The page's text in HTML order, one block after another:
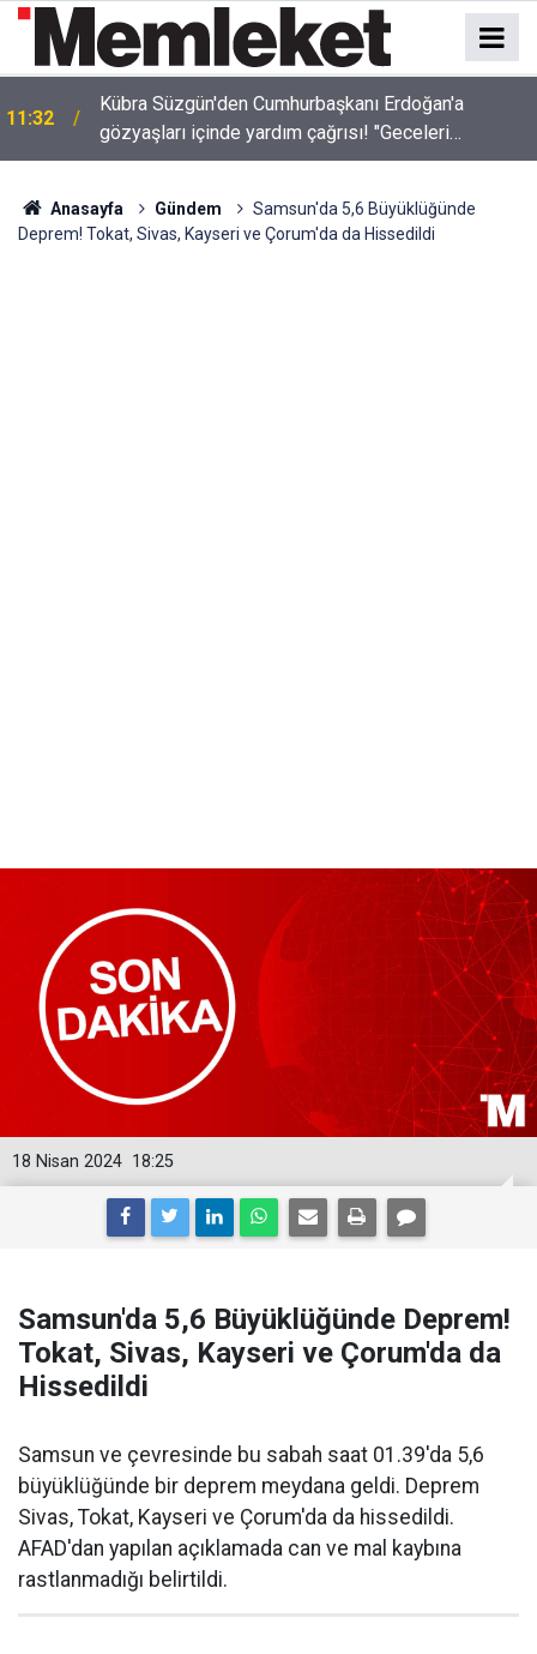
11:32
Kübra Süzgün'den Cumhurbaşkanı Erdoğan'a
gözyaşları içinde yardım çağrısı! "Geceleri
uyuyamıyorum"
Anasayfa Gündem
Samsun'da 5,6 Büyüklüğünde
Deprem! Tokat, Sivas, Kayseri ve Çorum'da da Hissedildi
18:25
18 Nisan 2024
Samsun'da 5,6 Büyüklüğünde Deprem!
Tokat, Sivas, Kayseri ve Çorum'da da
Hissedildi
Samsun ve çevresinde bu sabah saat 01.39'da 5,6
büyüklüğünde bir deprem meydana geldi. Deprem
Sivas, Tokat, Kayseri ve Çorum'da da hissedildi.
AFAD'dan yapılan açıklamada can ve mal kaybına
rastlanmadığı belirtildi.